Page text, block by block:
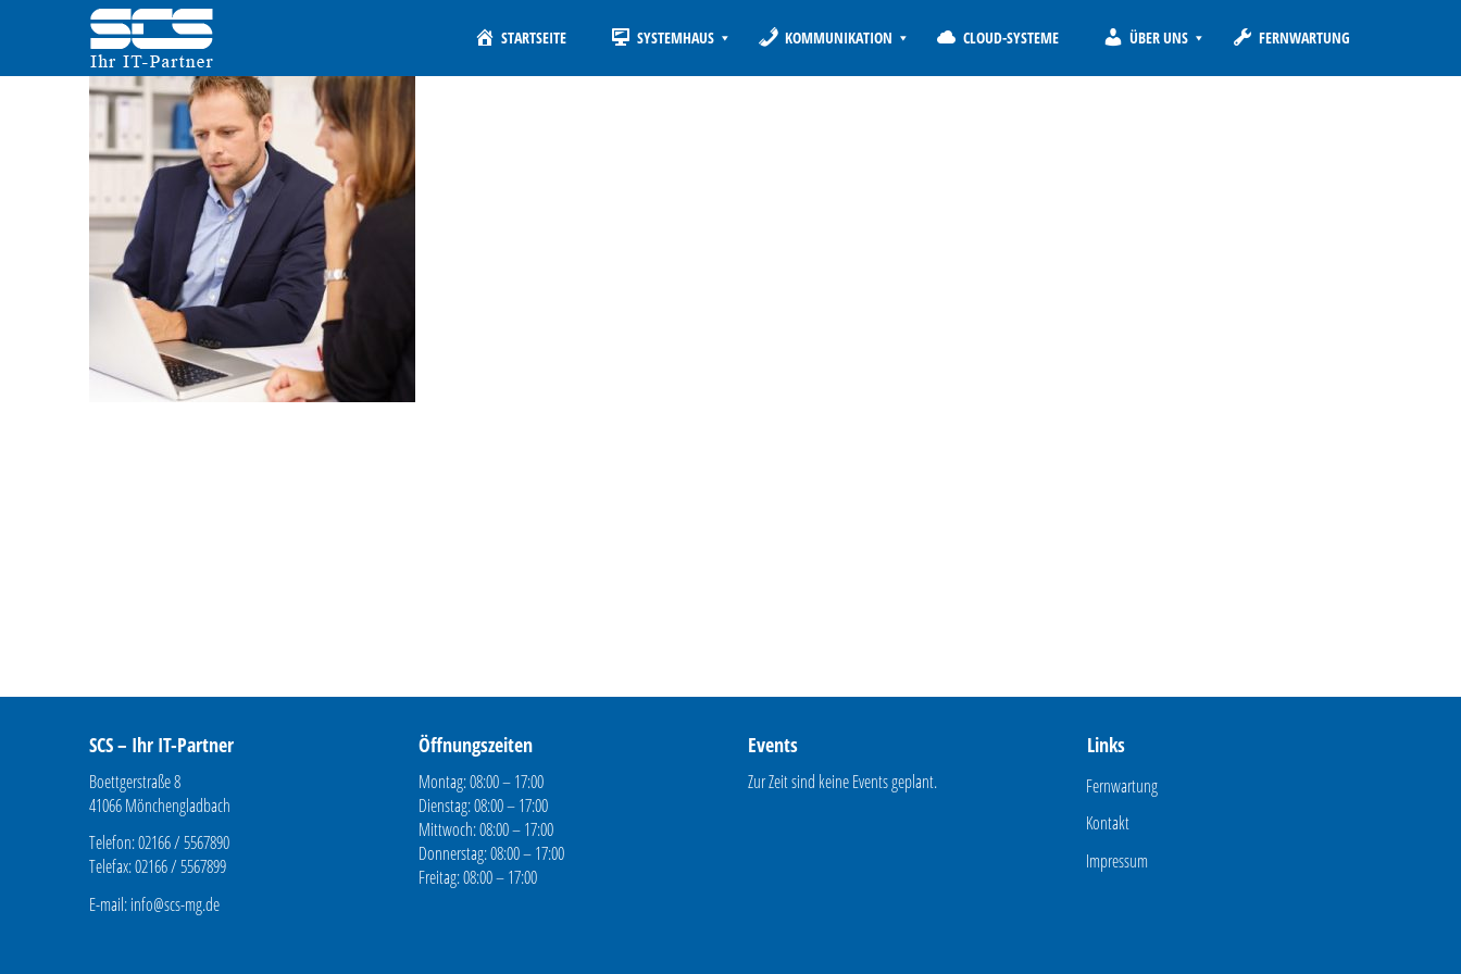
STARTSEITE SYSTEMHAUS KOMMUNIKATION CLOUD-SYSTEME ÜBER UNS FERNWARTUNG
SCS – Ihr IT-Partner
Boettgerstraße 8
41066 Mönchengladbach
Telefon: 02166 / 5567890
Telefax: 02166 / 5567899
E-mail:info@scs-mg.de
Öffnungszeiten
Montag: 08:00 – 17:00
Dienstag: 08:00 – 17:00
Mittwoch: 08:00 – 17:00
Donnerstag: 08:00 – 17:00
Freitag: 08:00 – 17:00
Events
Zur Zeit sind keine Events geplant.
Links
Fernwartung
Kontakt
Impressum